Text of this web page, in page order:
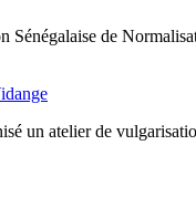
de
un atelier de